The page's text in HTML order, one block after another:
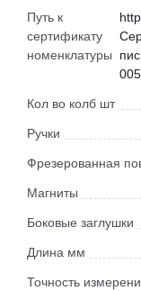
Путь к
сертификату
номенклатуры
Кол во колб шт
Ручки
Фрезерованная
Магниты
Боковые заглушки
Длина мм
Точность